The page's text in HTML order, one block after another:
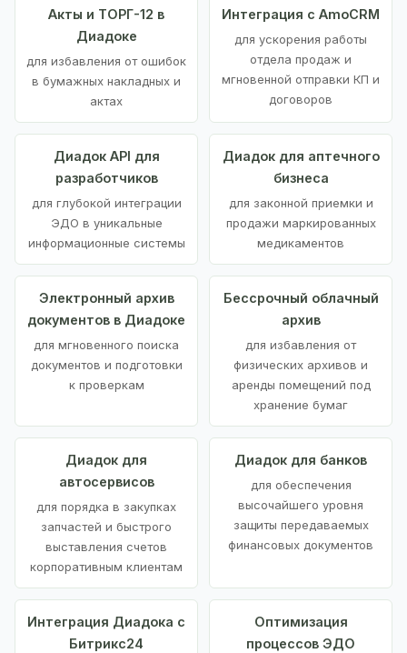
Акты и ТОРГ-12 в
Диадоке
для избавления от ошибок
в бумажных накладных и
актах
Интеграция с AmoCRM
для ускорения работы
отдела продаж и
мгновенной отправки КП и
договоров
Диадок API для
разработчиков
для глубокой интеграции
ЭДО в уникальные
информационные системы
Диадок для аптечного
бизнеса
для законной приемки и
продажи маркированных
медикаментов
Электронный архив
документов в Диадоке
для мгновенного поиска
документов и подготовки
к проверкам
Бессрочный облачный
архив
для избавления от
физических архивов и
аренды помещений под
хранение бумаг
Диадок для
автосервисов
для порядка в закупках
запчастей и быстрого
выставления счетов
корпоративным клиентам
Диадок для банков
для обеспечения
высочайшего уровня
защиты передаваемых
финансовых документов
Интеграция Диадока с
Битрикс24
Оптимизация
процессов ЭДО